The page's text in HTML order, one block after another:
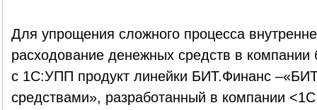
Для упрощения сложного процесса
расходование денежных средств в компании
с 1С:УПП продукт линейки БИТ.Финанс
средствами», разработанный в компании